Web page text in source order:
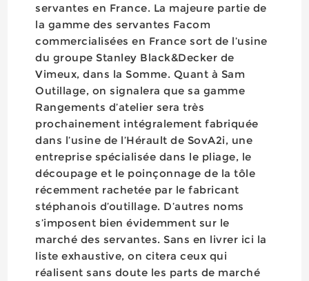
servantes en France. La majeure partie de
la gamme des servantes Facom
commercialisées en France sort de l’usine
du groupe Stanley Black&Decker de
Vimeux, dans la Somme. Quant à Sam
Outillage, on signalera que sa gamme
Rangements d’atelier sera très
prochainement intégralement fabriquée
dans l’usine de l’Hérault de SovA2i, une
entreprise spécialisée dans le pliage, le
découpage et le poinçonnage de la tôle
récemment rachetée par le fabricant
stéphanois d’outillage. D’autres noms
s’imposent bien évidemment sur le
marché des servantes. Sans en livrer ici la
liste exhaustive, on citera ceux qui
réalisent sans doute les parts de marché